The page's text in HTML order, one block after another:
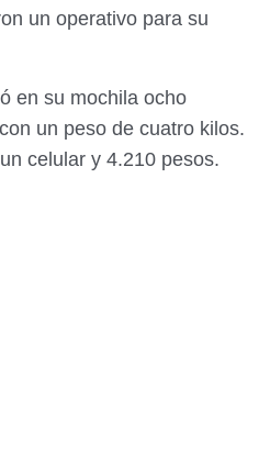
un operativo para su
en su mochila ocho
un peso de cuatro kilos.
celular y 4.210 pesos.